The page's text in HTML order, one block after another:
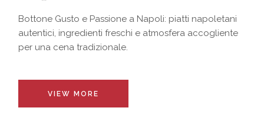
Bottone Gusto e Passione a Napoli: piatti napoletani
autentici, ingredienti freschi e atmosfera accogliente
per una cena tradizionale.
VIEW MORE